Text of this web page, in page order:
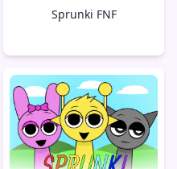
Sprunki FNF